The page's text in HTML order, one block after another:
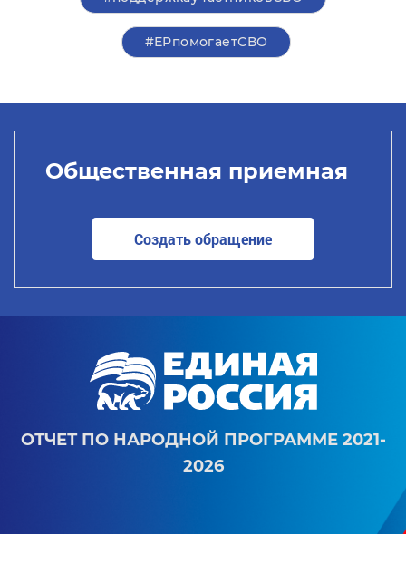
#ЕРпомогаетСВО
Общественная приемная
Создать обращение
ОТЧЕТ ПО НАРОДНОЙ ПРОГРАММЕ 2021-
2026